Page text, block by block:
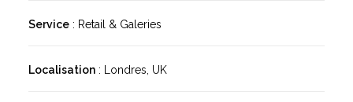
Service : Retail & Galeries
Localisation : Londres, UK